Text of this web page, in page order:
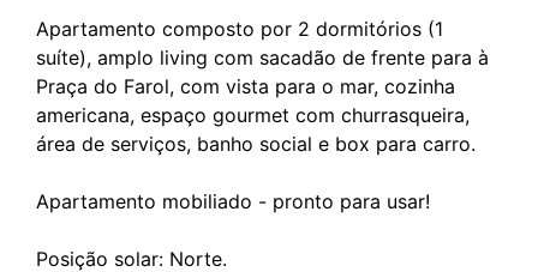
Apartamento composto por 2 dormitórios (1
suíte), amplo living com sacadão de frente para à
Praça do Farol, com vista para o mar, cozinha
americana, espaço gourmet com churrasqueira,
área de serviços, banho social e box para carro.
Apartamento mobiliado - pronto para usar!
Posição solar: Norte.